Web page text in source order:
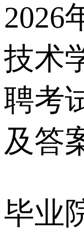
2026
技术
聘考
及答
毕业